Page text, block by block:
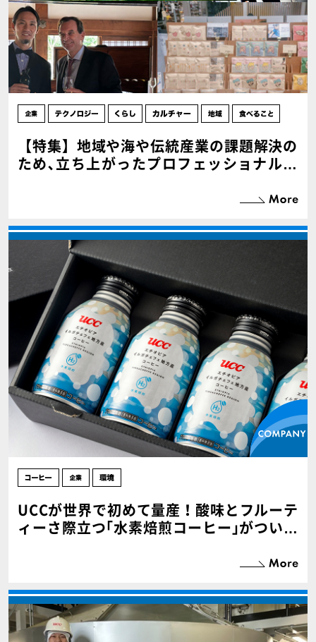
【特集】地域や海や伝統産業の課題解決の
ため､立ち上がったプロフェッショナルた
UCCが世界で初めて量産！酸味とフルーテ
ィーさ際立つ｢水素焙煎コーヒー｣がついに